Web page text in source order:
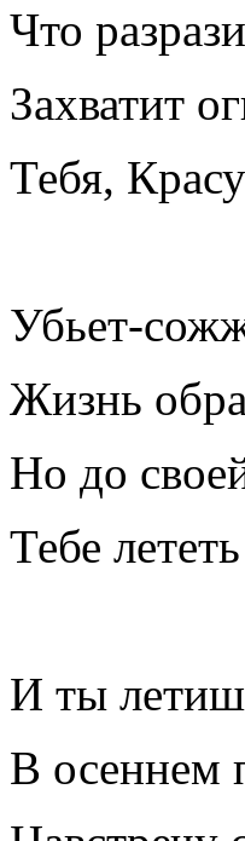
Что
Захватит
Тебя,
Убьет-
Жизнь
Но до
Тебе
И ты
В осеннем